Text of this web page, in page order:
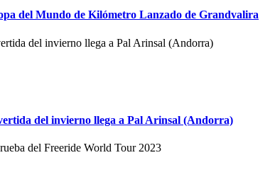
del Mundo de Kilómetro Lanzado de Grandvalira
del invierno llega a Pal Arinsal (Andorra)